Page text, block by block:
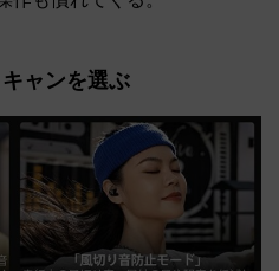
ャンを選ぶ